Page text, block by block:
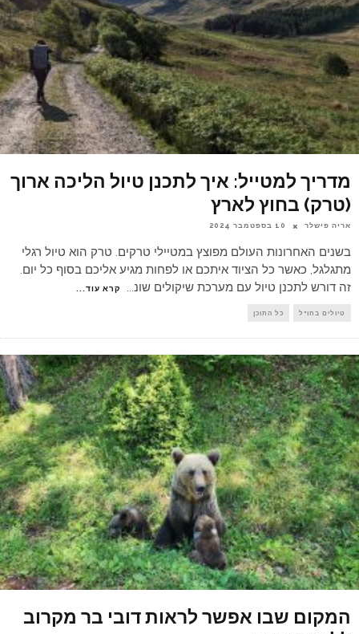
מדריך למטייל: איך לתכנן טיול הליכה ארוך
(טרק) בחוץ לארץ
אריה פישלר 10 בספטמבר 2024
בשנים האחרונות העולם מפוצץ במטיילי טרקים. טרק הוא טיול רגלי
מתגלגל, כאשר כל הציוד איתכם או לפחות מגיע אליכם בסוף כל יום.
זה דורש לתכנן טיול עם מערכת שיקולים שונ... קרא עוד...
טיולים בחו"ל כל התוכן
המקום שבו אפשר לראות דובי בר מקרוב